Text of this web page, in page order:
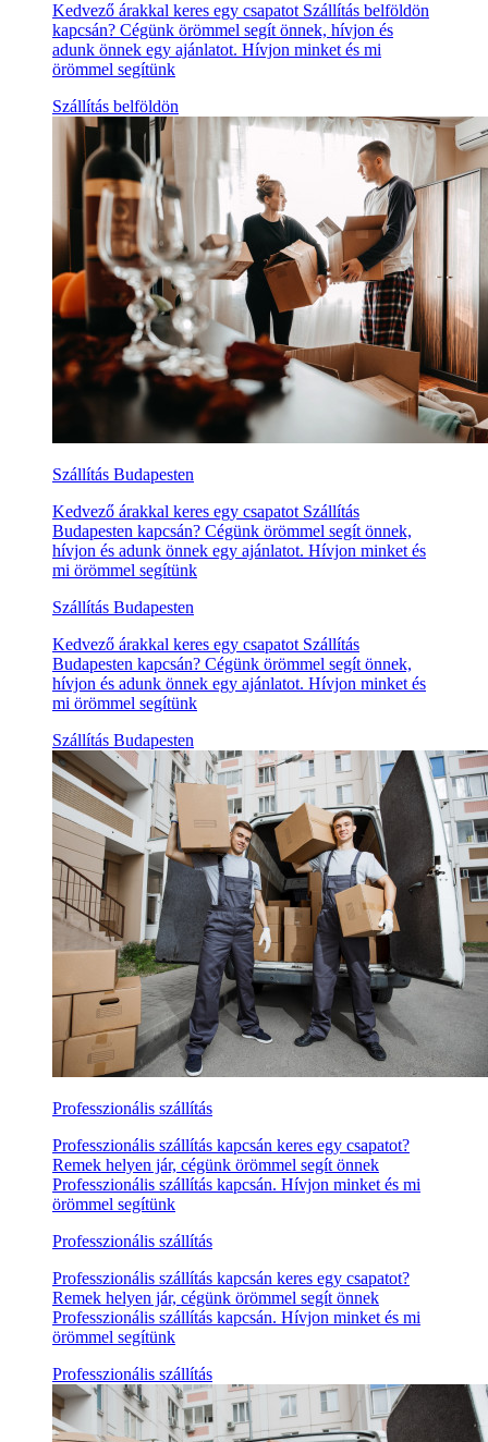
Kedvező árakkal keres egy csapatot Szállítás belföldön
kapcsán? Cégünk örömmel segít önnek, hívjon és
adunk önnek egy ajánlatot. Hívjon minket és mi
örömmel segítünk
Szállítás belföldön
Szállítás Budapesten
Kedvező árakkal keres egy csapatot Szállítás
Budapesten kapcsán? Cégünk örömmel segít önnek,
hívjon és adunk önnek egy ajánlatot. Hívjon minket és
mi örömmel segítünk
Szállítás Budapesten
Kedvező árakkal keres egy csapatot Szállítás
Budapesten kapcsán? Cégünk örömmel segít önnek,
hívjon és adunk önnek egy ajánlatot. Hívjon minket és
mi örömmel segítünk
Szállítás Budapesten
Professzionális szállítás
Professzionális szállítás kapcsán keres egy csapatot?
Remek helyen jár, cégünk örömmel segít önnek
Professzionális szállítás kapcsán. Hívjon minket és mi
örömmel segítünk
Professzionális szállítás
Professzionális szállítás kapcsán keres egy csapatot?
Remek helyen jár, cégünk örömmel segít önnek
Professzionális szállítás kapcsán. Hívjon minket és mi
örömmel segítünk
Professzionális szállítás